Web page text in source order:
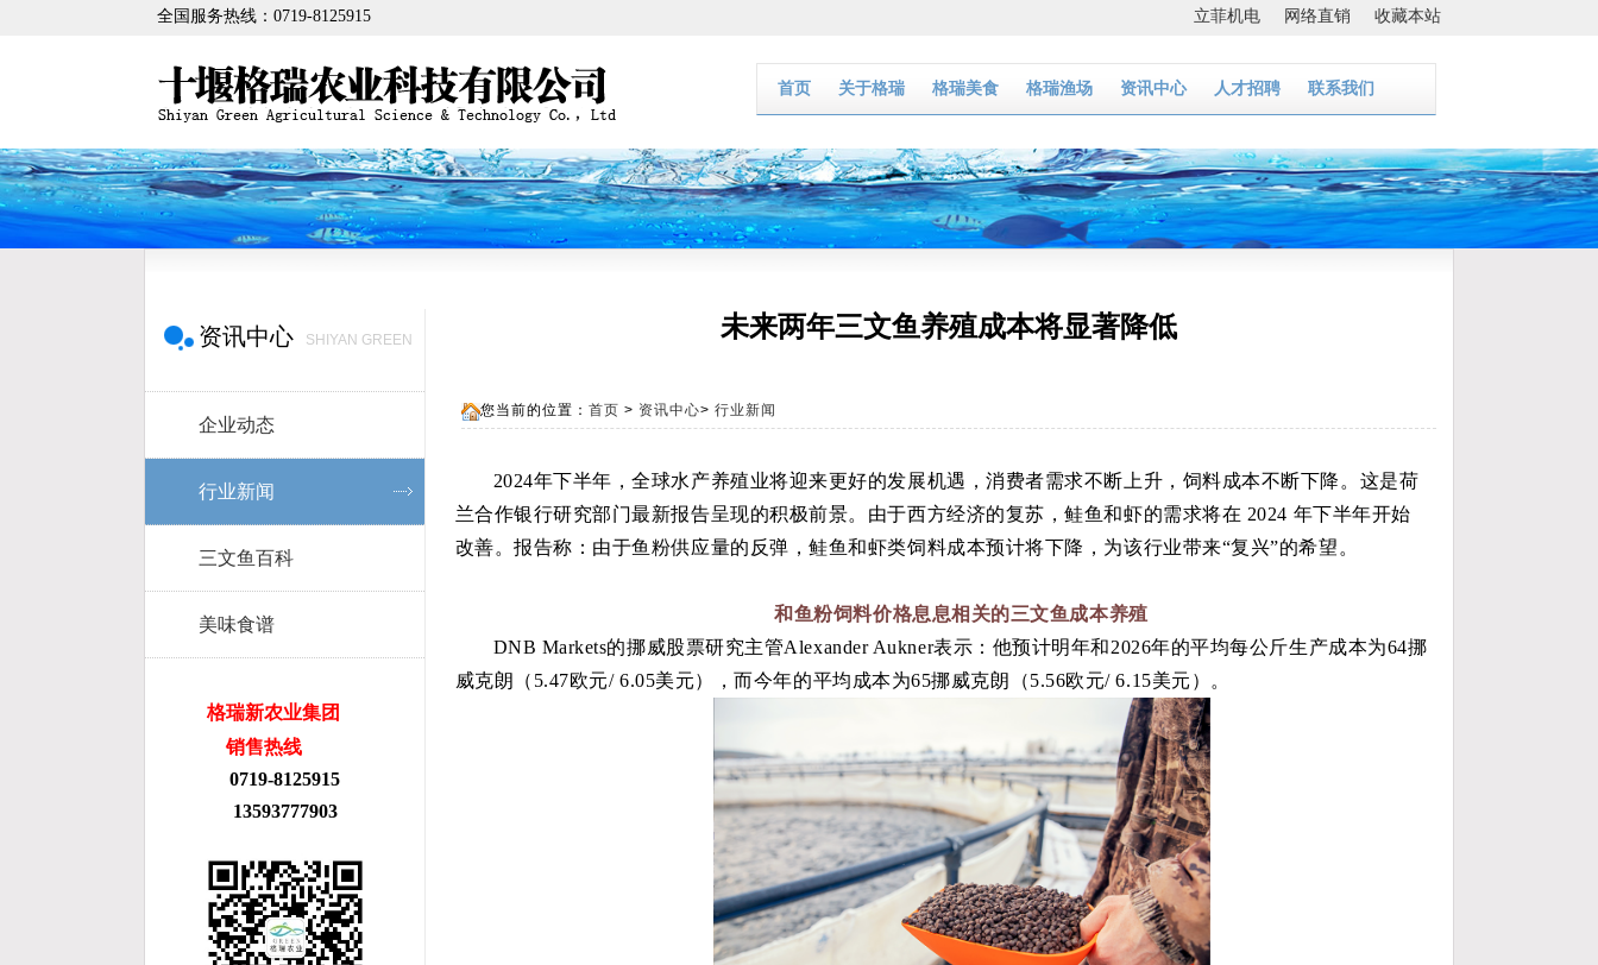
全国服务热线：0719-8125915 立菲机电 网络直销 收藏本站
首页 关于格瑞 格瑞美食 格瑞渔场 资讯中心 人才招聘 联系我们
资讯中心 SHIYAN GREEN
企业动态
行业新闻
三文鱼百科
美味食谱
格瑞新农业集团
销售热线
0719-8125915
13593777903
未来两年三文鱼养殖成本将显著降低
您当前的位置： 首页 > 资讯中心> 行业新闻
2024年下半年，全球水产养殖业将迎来更好的发展机遇，消费者需求不断上升，饲料成本不断下降。这是荷
兰合作银行研究部门最新报告呈现的积极前景。由于西方经济的复苏，鲑鱼和虾的需求将在 2024 年下半年开始
改善。报告称： 由于鱼粉供应量的反弹，鲑鱼和虾类饲料成本预计将下降，为该行业带来“复兴”的希望。
和鱼粉饲料价格息息相关的三文鱼成本养殖
DNB Markets的挪威股票研究主管Alexander Aukner表示： 他预计明年和2026年的平均每公斤生产成本为64挪
威克朗（5.47欧元/ 6.05美元），而今年的平均成本为65挪威克朗（5.56欧元/ 6.15美元）。